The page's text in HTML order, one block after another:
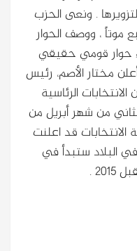
. ونعى الحزب
موتاً ، ووصف الحوار
حوار قومي حقيقي
مختار الأصم، رئيس
الرئاسية
من شهر أبريل من
مفوضية الانتخابات قد اعلنت
في البلاد ستبدأ في
.